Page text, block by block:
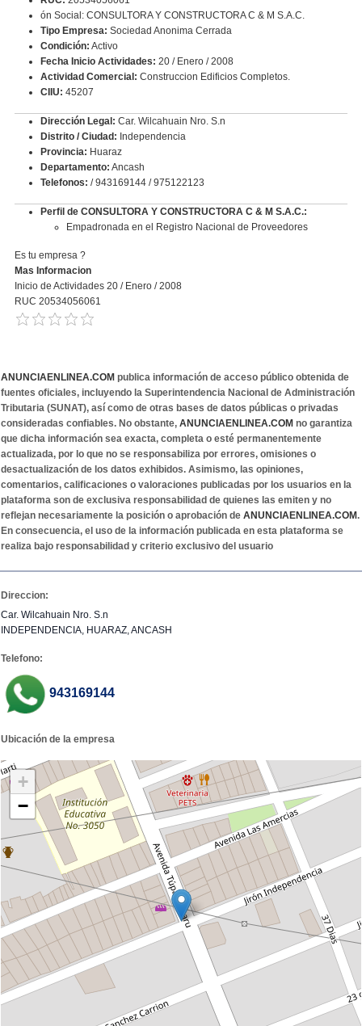
ón Social: CONSULTORA Y CONSTRUCTORA C & M S.A.C.
Tipo Empresa: Sociedad Anonima Cerrada
Condición: Activo
Fecha Inicio Actividades: 20 / Enero / 2008
Actividad Comercial: Construccion Edificios Completos.
CIIU: 45207
Dirección Legal: Car. Wilcahuain Nro. S.n
Distrito / Ciudad: Independencia
Provincia: Huaraz
Departamento: Ancash
Telefonos: / 943169144 / 975122123
Perfil de CONSULTORA Y CONSTRUCTORA C & M S.A.C.:
Empadronada en el Registro Nacional de Proveedores
Es tu empresa ?
Mas Informacion
Inicio de Actividades 20 / Enero / 2008
RUC 20534056061
ANUNCIAENLINEA.COM publica información de acceso público obtenida de
fuentes oficiales, incluyendo la Superintendencia Nacional de Administración
Tributaria (SUNAT), así como de otras bases de datos públicas o privadas
consideradas confiables. No obstante, ANUNCIAENLINEA.COM no garantiza
que dicha información sea exacta, completa o esté permanentemente
actualizada, por lo que no se responsabiliza por errores, omisiones o
desactualización de los datos exhibidos. Asimismo, las opiniones,
comentarios, calificaciones o valoraciones publicadas por los usuarios en la
plataforma son de exclusiva responsabilidad de quienes las emiten y no
reflejan necesariamente la posición o aprobación de ANUNCIAENLINEA.COM.
En consecuencia, el uso de la información publicada en esta plataforma se
realiza bajo responsabilidad y criterio exclusivo del usuario
Direccion:
Car. Wilcahuain Nro. S.n
INDEPENDENCIA, HUARAZ, ANCASH
Telefono:
943169144
Ubicación de la empresa
+
−